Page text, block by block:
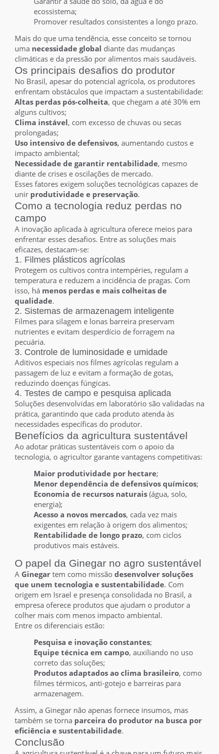
Home
ecossistema;
Promover resultados consistentes a longo prazo.
Mais do que uma tendência, esse conceito se tornou
uma necessidade global diante das mudanças
climáticas e da pressão por alimentos mais saudáveis.
Os principais desafios do produtor
No Brasil, apesar do potencial agrícola, os produtores
enfrentam obstáculos que impactam a sustentabilidade:
Altas perdas pós-colheita, que chegam a até 30% em
alguns cultivos;
Clima instável, com excesso de chuvas ou secas
prolongadas;
Uso intensivo de defensivos, aumentando custos e
impacto ambiental;
Necessidade de garantir rentabilidade, mesmo
diante de crises e oscilações de mercado.
Esses fatores exigem soluções tecnológicas capazes de
unir produtividade e preservação.
Como a tecnologia reduz perdas no
campo
A inovação aplicada à agricultura oferece meios para
enfrentar esses desafios. Entre as soluções mais
eficazes, destacam-se:
1. Filmes plásticos agrícolas
Protegem os cultivos contra intempéries, regulam a
temperatura e reduzem a incidência de pragas. Com
isso, há menos perdas e mais colheitas de
qualidade.
2. Sistemas de armazenagem inteligente
Filmes para silagem e lonas barreira preservam
nutrientes e evitam desperdício de forragem na
pecuária.
3. Controle de luminosidade e umidade
Aditivos especiais nos filmes agrícolas regulam a
passagem de luz e evitam a formação de gotas,
reduzindo doenças fúngicas.
4. Testes de campo e pesquisa aplicada
Soluções desenvolvidas em laboratório são validadas na
prática, garantindo que cada produto atenda às
necessidades específicas do produtor.
Benefícios da agricultura sustentável
Ao adotar práticas sustentáveis com o apoio da
tecnologia, o agricultor garante vantagens competitivas:
Maior produtividade por hectare;
Menor dependência de defensivos químicos;
Economia de recursos naturais (água, solo,
energia);
Acesso a novos mercados, cada vez mais
exigentes em relação à origem dos alimentos;
Rentabilidade de longo prazo, com ciclos
produtivos mais estáveis.
O papel da Ginegar no agro sustentável
A Ginegar tem como missão desenvolver soluções
que unem tecnologia e sustentabilidade. Com
origem em Israel e presença consolidada no Brasil, a
empresa oferece produtos que ajudam o produtor a
colher mais com menos impacto ambiental.
Entre os diferenciais estão:
Pesquisa e inovação constantes;
Equipe técnica em campo, auxiliando no uso
correto das soluções;
Produtos adaptados ao clima brasileiro, como
filmes térmicos, anti-gotejo e barreiras para
armazenagem.
Assim, a Ginegar não apenas fornece insumos, mas
também se torna parceira do produtor na busca por
eficiência e sustentabilidade.
Conclusão